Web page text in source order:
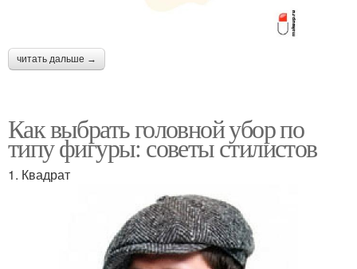
читать дальше →
Как выбрать головной убор по
типу фигуры: советы стилистов
1. Квадрат